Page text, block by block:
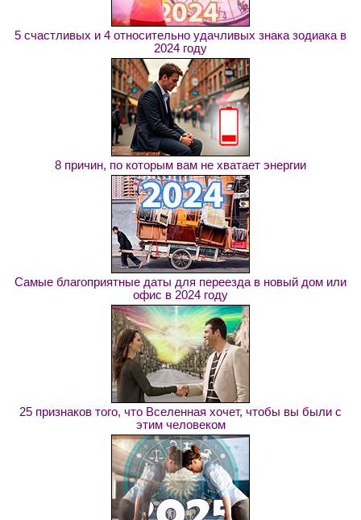
5 счастливых и 4 относительно удачливых знака зодиака в
2024 году
8 причин, по которым вам не хватает энергии
Самые благоприятные даты для переезда в новый дом или
офис в 2024 году
25 признаков того, что Вселенная хочет, чтобы вы были с
этим человеком